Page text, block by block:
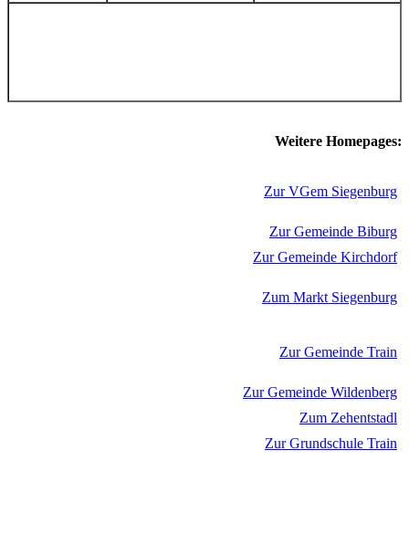
Weitere Homepages:
Zur VGem Siegenburg
Zur Gemeinde Biburg
Zur Gemeinde Kirchdorf
Zum Markt Siegenburg
Zur Gemeinde Train
Zur Gemeinde Wildenberg
Zum Zehentstadl
Zur Grundschule Train